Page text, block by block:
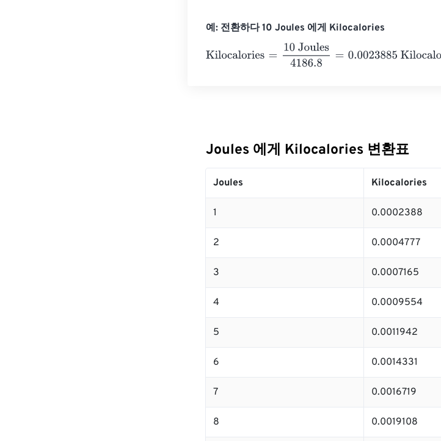
예: 전환하다 10 Joules 에게 Kilocalories
Kilocalories
10 Joules4186.8 0.0023885 Kilocalories
Joules 에게 Kilocalories 변환표
Joules Kilocalories
1 0.0002388
2 0.0004777
3 0.0007165
4 0.0009554
5 0.0011942
6 0.0014331
7 0.0016719
8 0.0019108